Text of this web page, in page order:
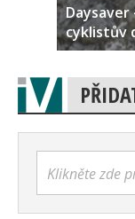
Daysaver
cyklistův
Klikněte zde